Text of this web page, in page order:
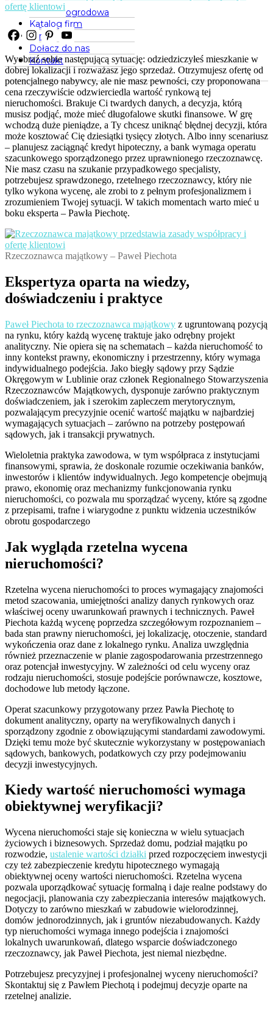
ogrodowa
Katalog firm
O nas
Dołacz do nas
Kontakt
Wyobraź sobie następującą sytuację: odziedziczyłeś mieszkanie w
dobrej lokalizacji i rozważasz jego sprzedaż. Otrzymujesz ofertę od
potencjalnego nabywcy, ale nie masz pewności, czy proponowana
cena rzeczywiście odzwierciedla wartość rynkową tej
nieruchomości. Brakuje Ci twardych danych, a decyzja, którą
musisz podjąć, może mieć długofalowe skutki finansowe. W grę
wchodzą duże pieniądze, a Ty chcesz uniknąć błędnej decyzji, która
może kosztować Cię dziesiątki tysięcy złotych. Albo inny scenariusz
– planujesz zaciągnąć kredyt hipoteczny, a bank wymaga operatu
szacunkowego sporządzonego przez uprawnionego rzeczoznawcę.
Nie masz czasu na szukanie przypadkowego specjalisty,
potrzebujesz sprawdzonego, rzetelnego rzeczoznawcy, który nie
tylko wykona wycenę, ale zrobi to z pełnym profesjonalizmem i
zrozumieniem Twojej sytuacji. W takich momentach warto mieć u
boku eksperta – Pawła Piechotę.
Rzeczoznawca majątkowy – Paweł Piechota
Ekspertyza oparta na wiedzy,
doświadczeniu i praktyce
Paweł Piechota to rzeczoznawca majątkowy z ugruntowaną pozycją
na rynku, który każdą wycenę traktuje jako odrębny projekt
analityczny. Nie opiera się na schematach – każda nieruchomość to
inny kontekst prawny, ekonomiczny i przestrzenny, który wymaga
indywidualnego podejścia. Jako biegły sądowy przy Sądzie
Okręgowym w Lublinie oraz członek Regionalnego Stowarzyszenia
Rzeczoznawców Majątkowych, dysponuje zarówno praktycznym
doświadczeniem, jak i szerokim zapleczem merytorycznym,
pozwalającym precyzyjnie ocenić wartość majątku w najbardziej
wymagających sytuacjach – zarówno na potrzeby postępowań
sądowych, jak i transakcji prywatnych.
Wieloletnia praktyka zawodowa, w tym współpraca z instytucjami
finansowymi, sprawia, że doskonale rozumie oczekiwania banków,
inwestorów i klientów indywidualnych. Jego kompetencje obejmują
prawo, ekonomię oraz mechanizmy funkcjonowania rynku
nieruchomości, co pozwala mu sporządzać wyceny, które są zgodne
z przepisami, trafne i wiarygodne z punktu widzenia uczestników
obrotu gospodarczego
Jak wygląda rzetelna wycena
nieruchomości?
Rzetelna wycena nieruchomości to proces wymagający znajomości
metod szacowania, umiejętności analizy danych rynkowych oraz
właściwej oceny uwarunkowań prawnych i technicznych. Paweł
Piechota każdą wycenę poprzedza szczegółowym rozpoznaniem –
bada stan prawny nieruchomości, jej lokalizację, otoczenie, standard
wykończenia oraz dane z lokalnego rynku. Analiza uwzględnia
również przeznaczenie w planie zagospodarowania przestrzennego
oraz potencjał inwestycyjny. W zależności od celu wyceny oraz
rodzaju nieruchomości, stosuje podejście porównawcze, kosztowe,
dochodowe lub metody łączone.
Operat szacunkowy przygotowany przez Pawła Piechotę to
dokument analityczny, oparty na weryfikowalnych danych i
sporządzony zgodnie z obowiązującymi standardami zawodowymi.
Dzięki temu może być skutecznie wykorzystany w postępowaniach
sądowych, bankowych, podatkowych czy przy podejmowaniu
decyzji inwestycyjnych.
Kiedy wartość nieruchomości wymaga
obiektywnej weryfikacji?
Wycena nieruchomości staje się konieczna w wielu sytuacjach
życiowych i biznesowych. Sprzedaż domu, podział majątku po
rozwodzie, ustalenie wartości działki przed rozpoczęciem inwestycji
czy też zabezpieczenie kredytu hipotecznego wymagają
obiektywnej oceny wartości nieruchomości. Rzetelna wycena
pozwala uporządkować sytuację formalną i daje realne podstawy do
negocjacji, planowania czy zabezpieczania interesów majątkowych.
Dotyczy to zarówno mieszkań w zabudowie wielorodzinnej,
domów jednorodzinnych, jak i gruntów niezabudowanych. Każdy
typ nieruchomości wymaga innego podejścia i znajomości
lokalnych uwarunkowań, dlatego wsparcie doświadczonego
rzeczoznawcy, jak Paweł Piechota, jest niemal niezbędne.
Potrzebujesz precyzyjnej i profesjonalnej wyceny nieruchomości?
Skontaktuj się z Pawłem Piechotą i podejmuj decyzje oparte na
rzetelnej analizie.